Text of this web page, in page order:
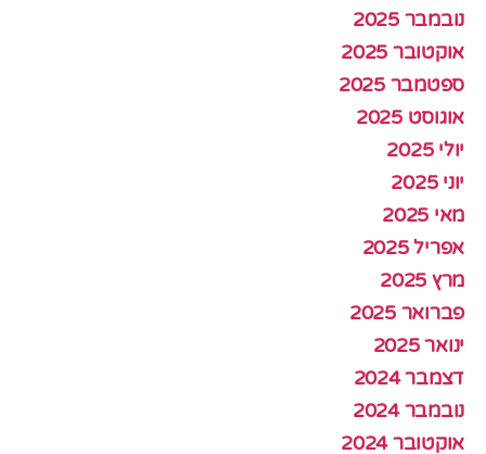
נובמבר 2025
אוקטובר 2025
ספטמבר 2025
אוגוסט 2025
יולי 2025
יוני 2025
מאי 2025
אפריל 2025
מרץ 2025
פברואר 2025
ינואר 2025
דצמבר 2024
נובמבר 2024
אוקטובר 2024